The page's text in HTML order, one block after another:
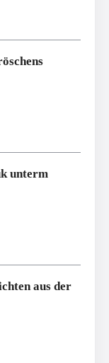
unterm
aus der